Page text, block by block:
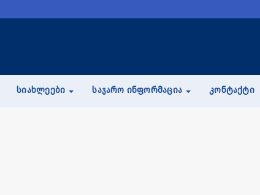
ᲡᲘᲐᲮᲚᲔᲔᲑᲘ ᲡᲐᲯᲐᲠᲝ ᲘᲜᲤᲝᲠᲛᲐᲪᲘᲐ ᲙᲝᲜᲢᲐᲥᲢᲘ